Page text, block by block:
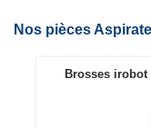
Nos pièces
Brosses irobot